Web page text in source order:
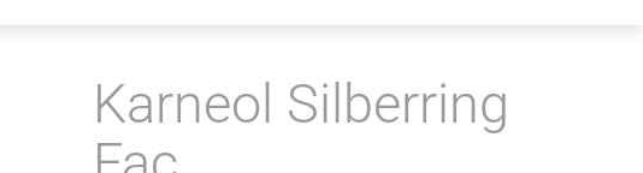
Karneol Silberring